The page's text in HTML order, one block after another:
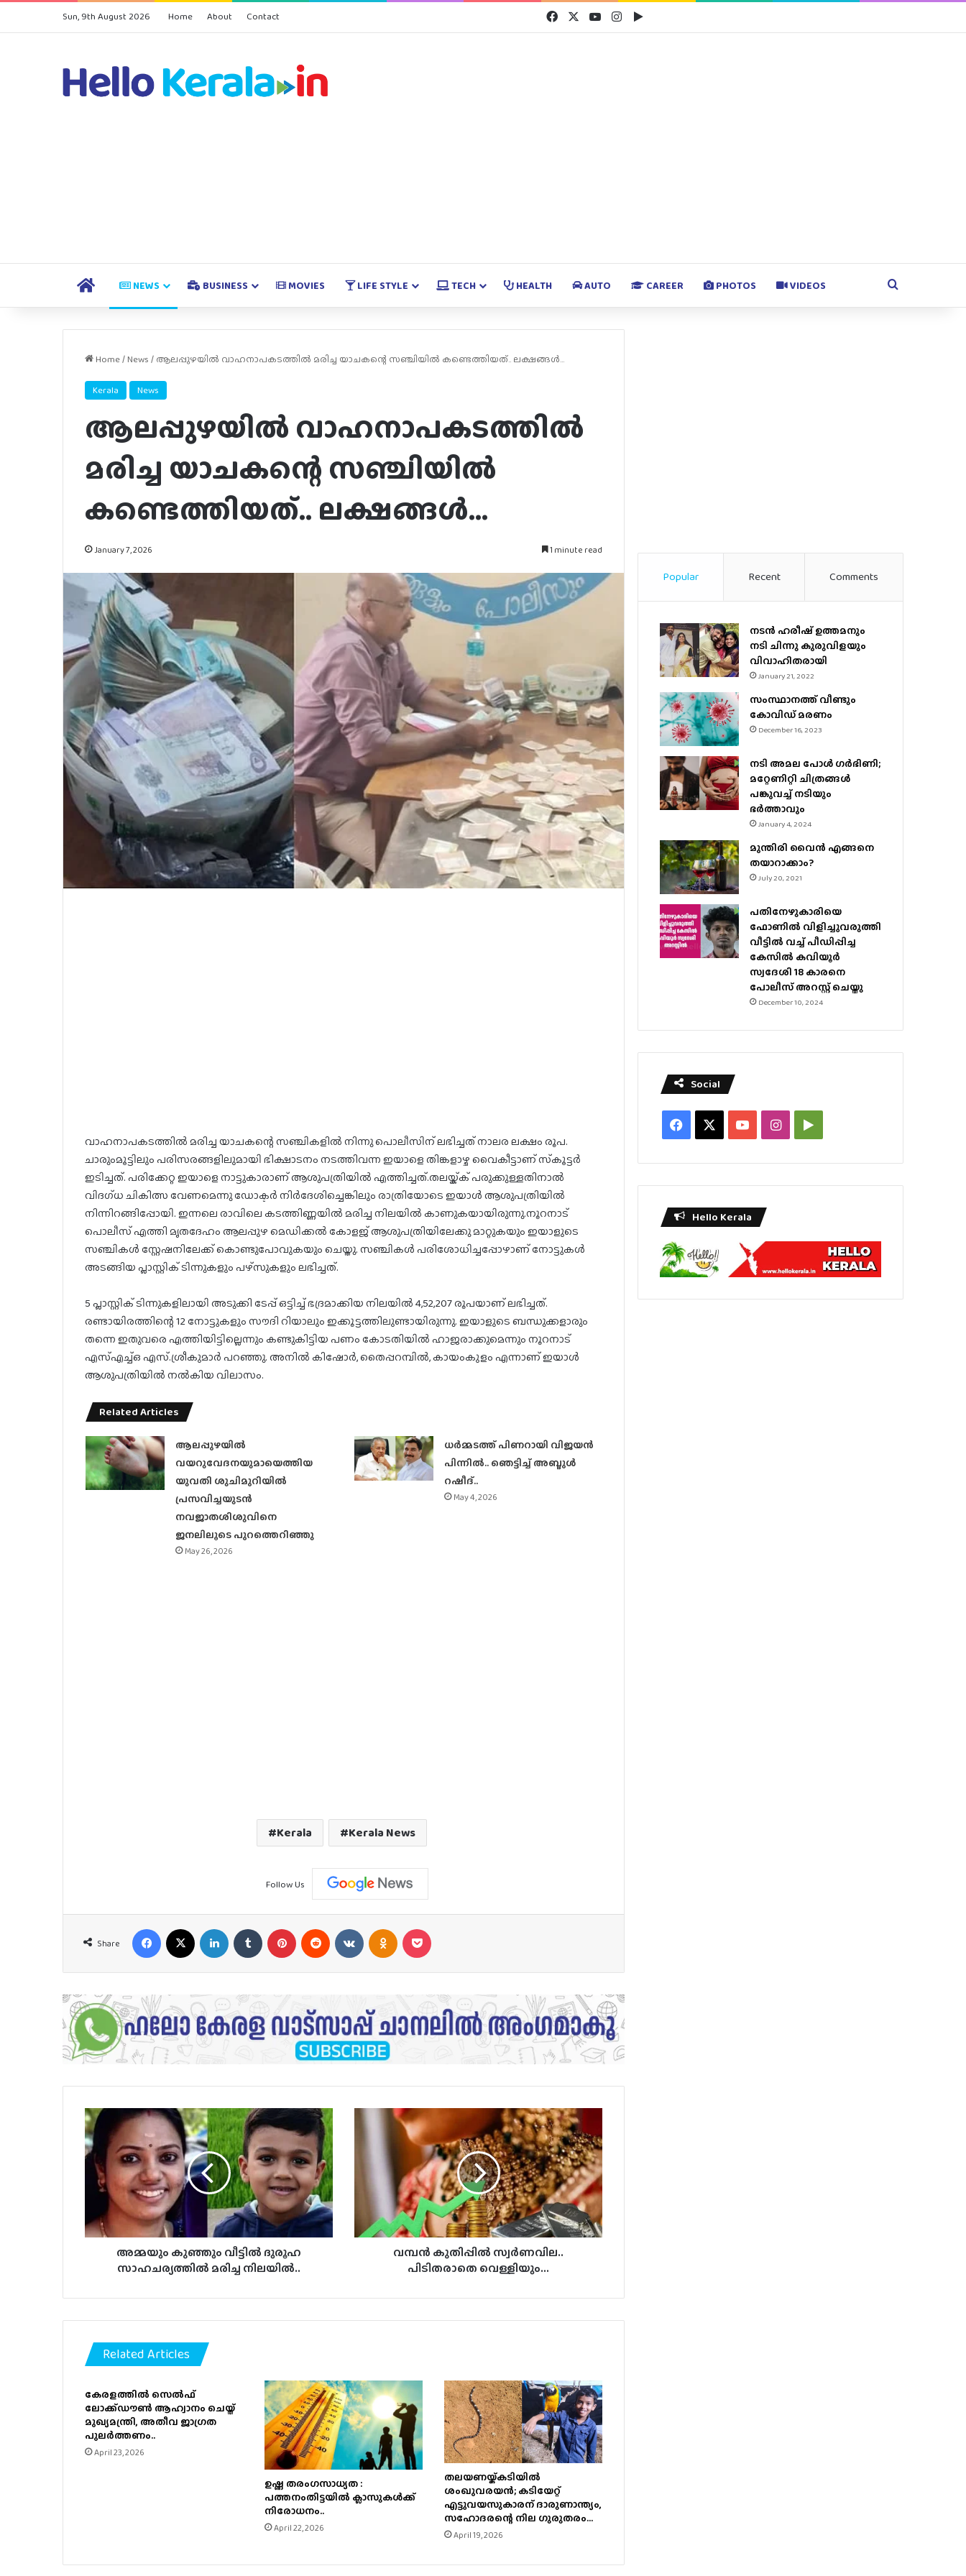
Sun, 9th August 2026 Home About Contact FacebookYouTubeInstagramGoogle Play
HOME NEWS BUSINESS MOVIES LIFE STYLE TECH HEALTH AUTO CAREER PHOTOS VIDEOS Search for
Home/News / ആലപ്പുഴയിൽ വാഹനാപകടത്തില്‍ മരിച്ച യാചകന്റെ സഞ്ചിയില്‍ കണ്ടെത്തിയത്.. ലക്ഷങ്ങൾ…
Kerala News
ആലപ്പുഴയിൽ വാഹനാപകടത്തില്‍
മരിച്ച യാചകന്റെ സഞ്ചിയില്‍
കണ്ടെത്തിയത്.. ലക്ഷങ്ങൾ…
January 7, 2026 1 minute read
വാഹനാപകടത്തില്‍ മരിച്ച യാചകന്റെ സഞ്ചികളില്‍ നിന്നു പൊലീസിന് ലഭിച്ചത് നാലര ലക്ഷം രൂപ.
ചാരുംമൂട്ടിലും പരിസരങ്ങളിലുമായി ഭിക്ഷാടനം നടത്തിവന്ന ഇയാളെ തിങ്കളാഴ്ച വൈകീട്ടാണ് സ്‌കൂട്ടര്‍
ഇടിച്ചത്. പരിക്കേറ്റ ഇയാളെ നാട്ടുകാരാണ് ആശുപത്രിയില്‍ എത്തിച്ചത്.തലയ്ക്ക് പരുക്കുള്ളതിനാല്‍
വിദഗ്ധ ചികിത്സ വേണമെന്നു ഡോക്ടര്‍ നിര്‍ദേശിച്ചെങ്കിലും രാത്രിയോടെ ഇയാള്‍ ആശുപത്രിയില്‍
നിന്നിറങ്ങിപ്പോയി. ഇന്നലെ രാവിലെ കടത്തിണ്ണയില്‍ മരിച്ച നിലയില്‍ കാണുകയായിരുന്നു.നൂറനാട്
പൊലീസ് എത്തി മൃതദേഹം ആലപ്പുഴ മെഡിക്കല്‍ കോളജ് ആശുപത്രിയിലേക്കു മാറ്റുകയും ഇയാളുടെ
സഞ്ചികള്‍ സ്റ്റേഷനിലേക്ക് കൊണ്ടുപോവുകയും ചെയ്തു. സഞ്ചികള്‍ പരിശോധിച്ചപ്പോഴാണ് നോട്ടുകള്‍
അടങ്ങിയ പ്ലാസ്റ്റിക് ടിന്നുകളും പഴ്‌സുകളും ലഭിച്ചത്.
5 പ്ലാസ്റ്റിക് ടിന്നുകളിലായി അടുക്കി ടേപ്പ് ഒട്ടിച്ച് ഭദ്രമാക്കിയ നിലയില്‍ 4,52,207 രൂപയാണ് ലഭിച്ചത്.
രണ്ടായിരത്തിന്റെ 12 നോട്ടുകളും സൗദി റിയാലും ഇക്കൂട്ടത്തിലുണ്ടായിരുന്നു. ഇയാളുടെ ബന്ധുക്കളാരും
തന്നെ ഇതുവരെ എത്തിയിട്ടില്ലെന്നും കണ്ടുകിട്ടിയ പണം കോടതിയില്‍ ഹാജരാക്കുമെന്നും നൂറനാട്
എസ്എച്ച്ഒ എസ്.ശ്രീകുമാര്‍ പറഞ്ഞു. അനില്‍ കിഷോര്‍, തൈപ്പറമ്പില്‍, കായംകുളം എന്നാണ് ഇയാള്‍
ആശുപത്രിയില്‍ നല്‍കിയ വിലാസം.
Related Articles
ആലപ്പുഴയിൽ
വയറുവേദനയുമായെത്തിയ
യുവതി ശുചിമുറിയിൽ
പ്രസവിച്ചയുടൻ
നവജാതശിശുവിനെ
ജനലിലൂടെ പുറത്തെറിഞ്ഞു
May 26, 2026
ധര്‍മ്മടത്ത് പിണറായി വിജയന്‍
പിന്നില്‍.. ഞെട്ടിച്ച് അബ്ദുൾ
റഷീദ്..
May 4, 2026
Kerala Kerala News
Follow Us
Share
Facebook LinkedIn Tumblr Pinterest Reddit VKontakte Odnoklassniki
അമ്മയും
കുഞ്ഞും
വീട്ടില്‍
ദുരൂഹ
സാഹചര്യത്തില്‍
മരിച്ച
നിലയില്‍..
അമ്മയും കുഞ്ഞും വീട്ടില്‍ ദുരൂഹ
സാഹചര്യത്തില്‍ മരിച്ച നിലയില്‍..
സ്വർണവില..
പിടിതരാതെ
വെള്ളിയും...
വമ്പൻ കുതിപ്പിൽ സ്വർണവില..
പിടിതരാതെ വെള്ളിയും...
Related Articles
കേരളത്തിൽ സെൽഫ്
ലോക്ക്ഡൗൺ ആഹ്വാനം ചെയ്ത്
മുഖ്യമന്ത്രി, അതീവ ജാഗ്രത
പുലർത്തണം..
April 23, 2026
ഉഷ്ണ തരംഗസാധ്യത :
പത്തനംതിട്ടയില്‍ ക്ലാസുകള്‍ക്ക്
നിരോധനം..
April 22, 2026
തലയണയ്ക്കടിയില്‍
ശംഖുവരയന്‍; കടിയേറ്റ്
എട്ടുവയസുകാരന് ദാരുണാന്ത്യം,
സഹോദരന്റെ നില ഗുരുതരം…
April 19, 2026
Popular Recent Comments
നടന്‍ ഹരീഷ് ഉത്തമനും
നടി ചിന്നു കുരുവിളയും
വിവാഹിതരായി
January 21, 2022
സംസ്ഥാനത്ത് വീണ്ടും
കോവിഡ് മരണം
December 16, 2023
നടി അമല പോൾ ​ഗർഭിണി;
മറ്റേണിറ്റി ചിത്രങ്ങള്‍
പങ്കുവച്ച് നടിയും
ഭർത്താവും
January 4, 2024
മുന്തിരി വൈന്‍ എങ്ങനെ
തയാറാക്കാം?
July 20, 2021
പതിനേഴുകാരിയെ
ഫോണിൽ വിളിച്ചുവരുത്തി
വീട്ടിൽ വച്ച് പീഡിപ്പിച്ച
കേസിൽ കവിയൂർ
സ്വദേശി 18 കാരനെ
പോലീസ് അറസ്റ്റ് ചെയ്തു
December 10, 2024
Social
Facebook YouTubeInstagramGoogle
Hello Kerala